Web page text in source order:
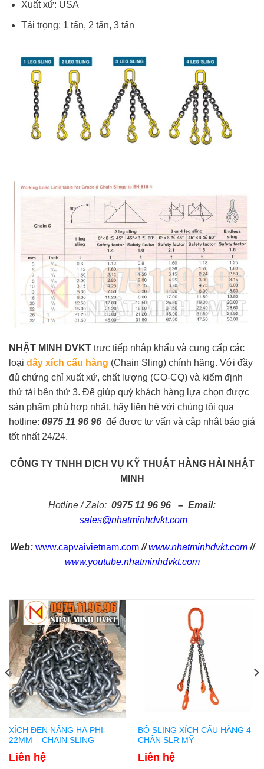
Xuất xứ: USA
Tải trọng: 1 tấn, 2 tấn, 3 tấn
NHẬT MINH DVKT trực tiếp nhập khẩu và cung cấp các
loại dây xích cẩu hàng (Chain Sling) chính hãng. Với đầy
đủ chứng chỉ xuất xứ, chất lượng (CO-CQ) và kiểm định
thử tải bên thứ 3. Để giúp quý khách hàng lựa chọn được
sản phẩm phù hợp nhất, hãy liên hệ với chúng tôi qua
hotline: 0975 11 96 96 để được tư vấn và cập nhật báo giá
tốt nhất 24/24.
CÔNG TY TNHH DỊCH VỤ KỸ THUẬT HÀNG HẢI NHẬT
MINH
Hotline / Zalo: 0975 11 96 96 – Email:
sales@nhatminhdvkt.com
Web: www.capvaivietnam.com//www.nhatminhdvkt.com//
www.youtube.nhatminhdvkt.com
XÍCH ĐEN NÂNG HẠ PHI
22MM – CHAIN SLING
Liên hệ
BỘ SLING XÍCH CẨU HÀNG 4
CHÂN SLR MỸ
Liên hệ